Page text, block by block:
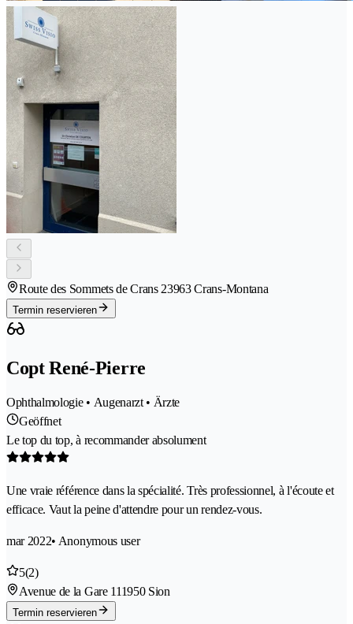
Route des Sommets de Crans 23963 Crans-Montana
Termin reservieren
Copt René-Pierre
Ophthalmologie • Augenarzt • Ärzte
Geöffnet
Le top du top, à recommander absolument
Une vraie référence dans la spécialité. Très professionnel, à l'écoute et
efficace. Vaut la peine d'attendre pour un rendez-vous.
mar 2022• Anonymous user
5(2)
Avenue de la Gare 111950 Sion
Termin reservieren